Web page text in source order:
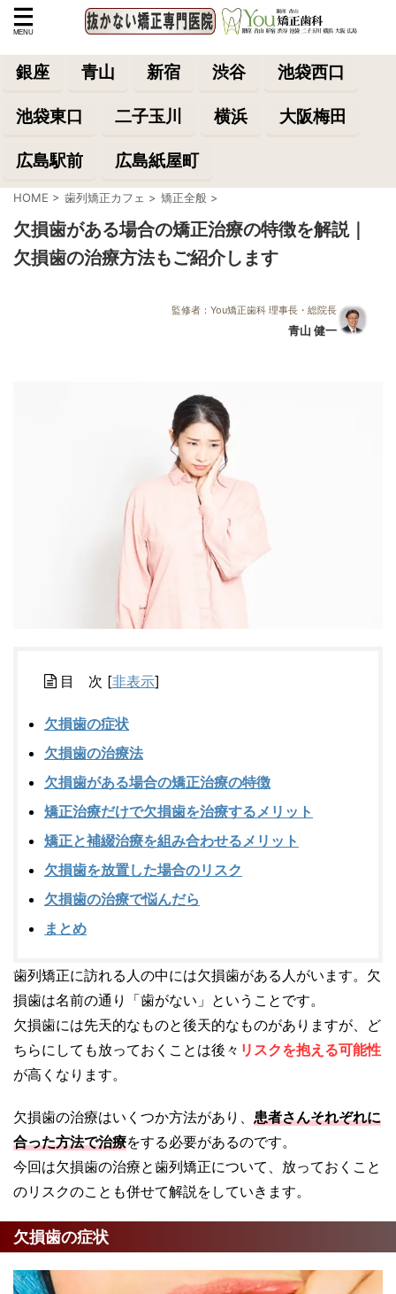
銀座 青山 新宿 渋谷 池袋西口
池袋東口 二子玉川 横浜 大阪梅田
広島駅前 広島紙屋町
HOME > 歯列矯正カフェ > 矯正全般 >
欠損歯がある場合の矯正治療の特徴を解説｜
欠損歯の治療方法もご紹介します
監修者：You矯正歯科 理事長・総院長
青山 健一
目 次 [非表示]
欠損歯の症状
欠損歯の治療法
欠損歯がある場合の矯正治療の特徴
矯正治療だけで欠損歯を治療するメリット
矯正と補綴治療を組み合わせるメリット
欠損歯を放置した場合のリスク
欠損歯の治療で悩んだら
まとめ
歯列矯正に訪れる人の中には欠損歯がある人がいます。欠
損歯は名前の通り「歯がない」ということです。
欠損歯には先天的なものと後天的なものがありますが、ど
ちらにしても放っておくことは後々 リスクを抱える可能性
が高くなります。
欠損歯の治療はいくつか方法があり、 患者さんそれぞれに
合った方法で治療をする必要があるのです。
今回は欠損歯の治療と歯列矯正について、放っておくこと
のリスクのことも併せて解説をしていきます。
欠損歯の症状